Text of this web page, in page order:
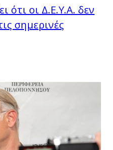
ότι οι Δ.Ε.Υ.Α. δεν
σημερινές